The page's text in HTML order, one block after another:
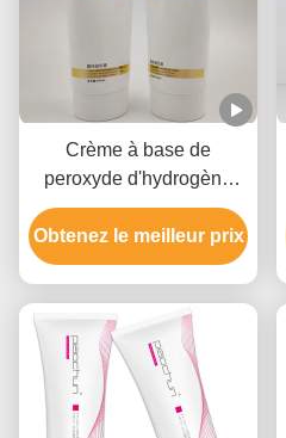
Crème à base de
peroxyde d'hydrogène
pour démaquillant de
cheveux, approbation
GMPC
Obtenez le meilleur prix